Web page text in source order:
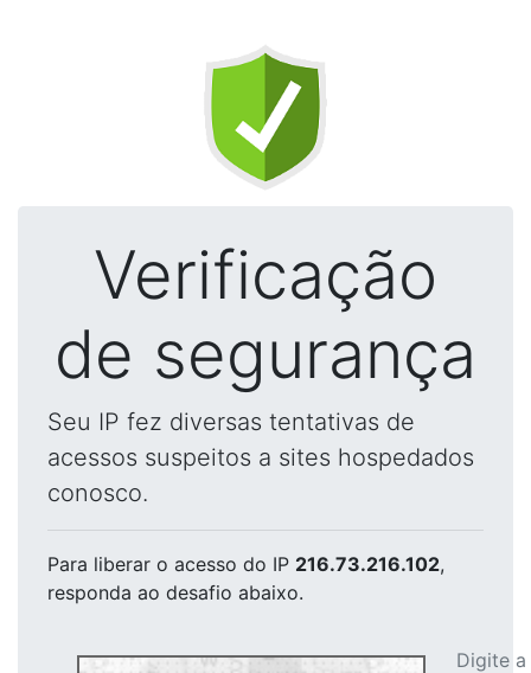
Verificação
de segurança
Seu IP fez diversas tentativas de
acessos suspeitos a sites hospedados
conosco.
Para liberar o acesso do IP 216.73.216.102,
responda ao desafio abaixo.
Digite